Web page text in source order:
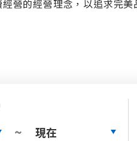
營的經營理念，以追求完
~ 現在